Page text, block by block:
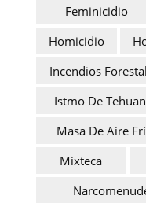
Feminicidio
Homicidio
Incendios
Istmo De
Masa De Aire
Mixteca